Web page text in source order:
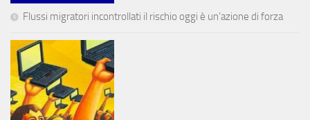
Flussi migratori incontrollati il rischio oggi è un’azione di forza